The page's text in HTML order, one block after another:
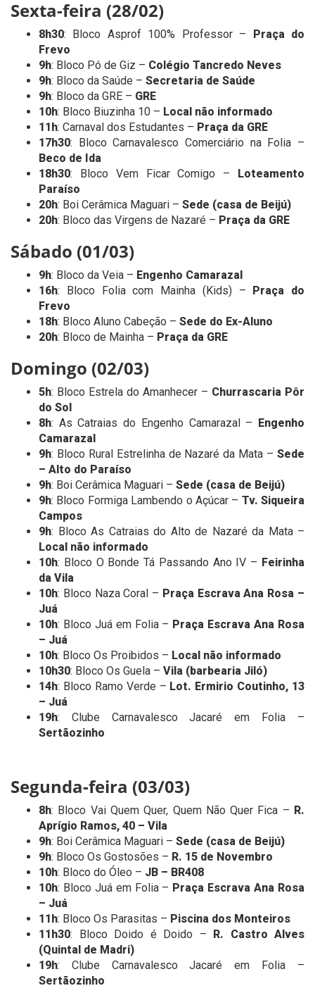
Sexta-feira (28/02)
8h30: Bloco Asprof 100% Professor – Praça do
Frevo
9h: Bloco Pó de Giz – Colégio Tancredo Neves
9h: Bloco da Saúde – Secretaria de Saúde
9h: Bloco da GRE – GRE
10h: Bloco Biuzinha 10 – Local não informado
11h: Carnaval dos Estudantes – Praça da GRE
17h30: Bloco Carnavalesco Comerciário na Folia –
Beco de Ida
18h30: Bloco Vem Ficar Comigo – Loteamento
Paraíso
20h: Boi Cerâmica Maguari – Sede (casa de Beijú)
20h: Bloco das Virgens de Nazaré – Praça da GRE
Sábado (01/03)
9h: Bloco da Veia – Engenho Camarazal
16h: Bloco Folia com Mainha (Kids) – Praça do
Frevo
18h: Bloco Aluno Cabeção – Sede do Ex-Aluno
20h: Bloco de Mainha – Praça da GRE
Domingo (02/03)
5h: Bloco Estrela do Amanhecer – Churrascaria Pôr
do Sol
8h: As Catraias do Engenho Camarazal – Engenho
Camarazal
9h: Bloco Rural Estrelinha de Nazaré da Mata – Sede
– Alto do Paraíso
9h: Boi Cerâmica Maguari – Sede (casa de Beijú)
9h: Bloco Formiga Lambendo o Açúcar – Tv. Siqueira
Campos
9h: Bloco As Catraias do Alto de Nazaré da Mata –
Local não informado
10h: Bloco O Bonde Tá Passando Ano IV – Feirinha
da Vila
10h: Bloco Naza Coral – Praça Escrava Ana Rosa –
Juá
10h: Bloco Juá em Folia – Praça Escrava Ana Rosa
– Juá
10h: Bloco Os Proibidos – Local não informado
10h30: Bloco Os Guela – Vila (barbearia Jiló)
14h: Bloco Ramo Verde – Lot. Ermirio Coutinho, 13
– Juá
19h: Clube Carnavalesco Jacaré em Folia –
Sertãozinho
Segunda-feira (03/03)
8h: Bloco Vai Quem Quer, Quem Não Quer Fica – R.
Aprígio Ramos, 40 – Vila
9h: Boi Cerâmica Maguari – Sede (casa de Beijú)
9h: Bloco Os Gostosões – R. 15 de Novembro
10h: Bloco do Óleo – JB – BR408
10h: Bloco Juá em Folia – Praça Escrava Ana Rosa
– Juá
11h: Bloco Os Parasitas – Piscina dos Monteiros
11h30: Bloco Doido é Doido – R. Castro Alves
(Quintal de Madri)
19h: Clube Carnavalesco Jacaré em Folia –
Sertãozinho